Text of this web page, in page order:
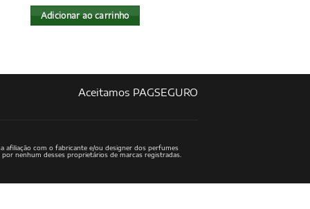
Adicionar ao carrinho
Aceitamos PAGSEGURO
afiliação com o fabricante e/ou designer dos perfumes
nenhum desses proprietários de marcas registradas.